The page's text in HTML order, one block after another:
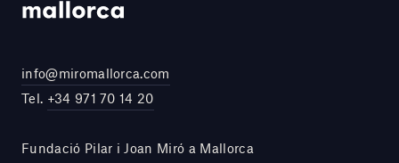
info@miromallorca.com
Tel. +34 971 70 14 20
Fundació Pilar i Joan Miró a Mallorca